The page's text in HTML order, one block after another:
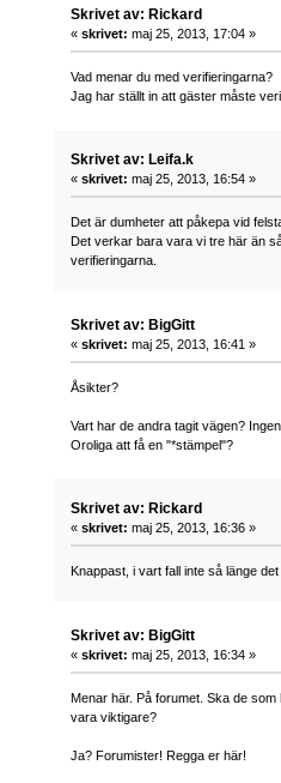
Skrivet av: Rickard
«skrivet: maj 25, 2013, 17:04 »
Vad menar du med verifieringarna?
Jag har ställt in att gäster måste
Skrivet av: Leifa.k
«skrivet: maj 25, 2013, 16:54 »
Det är dumheter att påkepa vid
Det verkar bara vara vi tre här än
verifieringarna.
Skrivet av: BigGitt
«skrivet: maj 25, 2013, 16:41 »
Åsikter?
Vart har de andra tagit vägen?
Oroliga att få en "*stämpel"?
Skrivet av: Rickard
«skrivet: maj 25, 2013, 16:36 »
Knappast, i vart fall inte så länge
Skrivet av: BigGitt
«skrivet: maj 25, 2013, 16:34 »
Menar här. På forumet. Ska de
vara viktigare?
Ja? Forumister! Regga er här!